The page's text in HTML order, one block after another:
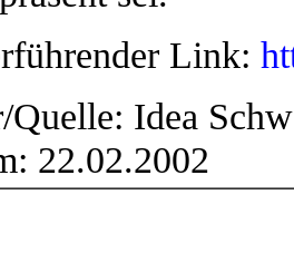
Link:
Quelle: Idea
22.02.2002